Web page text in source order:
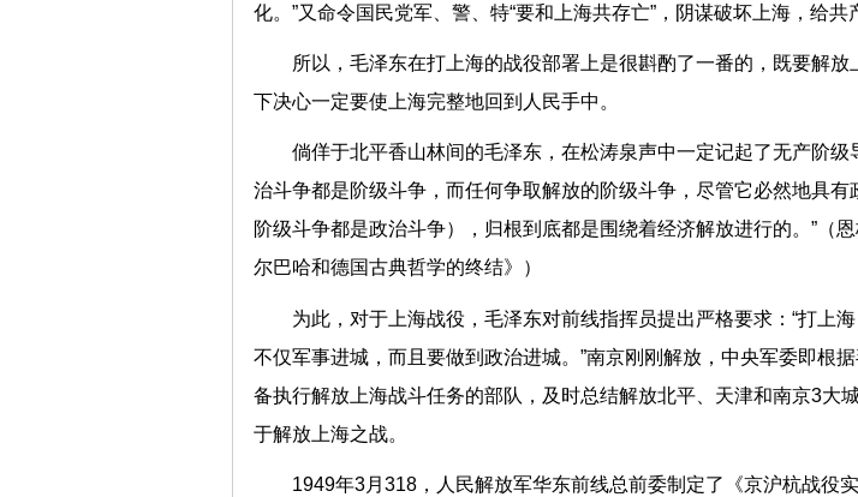
化。”又命令国民党军、警、特“要和上海共存亡”，阴谋破坏上海，给共
所以，毛泽东在打上海的战役部署上是很斟酌了一番的，既要解放
下决心一定要使上海完整地回到人民手中。
倘佯于北平香山林间的毛泽东，在松涛泉声中一定记起了无产阶级
治斗争都是阶级斗争，而任何争取解放的阶级斗争，尽管它必然地具有
阶级斗争都是政治斗争），归根到底都是围绕着经济解放进行的。”（
尔巴哈和德国古典哲学的终结》）
为此，对于上海战役，毛泽东对前线指挥员提出严格要求：“打上海
不仅军事进城，而且要做到政治进城。”南京刚刚解放，中央军委即根
备执行解放上海战斗任务的部队，及时总结解放北平、天津和南京3大
于解放上海之战。
1949年3月318，人民解放军华东前线总前委制定了《京沪杭战役